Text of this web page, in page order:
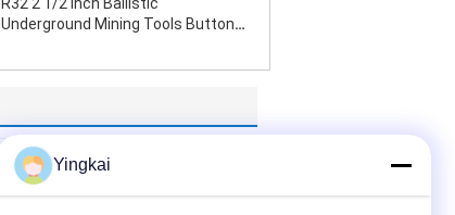
Underground Mining Tools Button
Yingkai